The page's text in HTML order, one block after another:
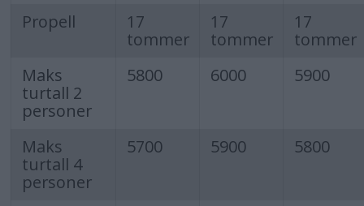
Propell
17
tommer
17
tommer
17
tommer
Maks
turtall 2
personer
5800 6000 5900
Maks
turtall 4
personer
5700 5900 5800